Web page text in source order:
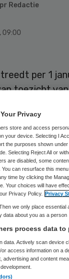
Redactie
, 09:00
per 1
toezicht
van de
op haar
een
van
uit voorzitter
en Eduard
Privacy
store and access
your device. Selecting I
the purposes shown
Selecting Reject All or
are disabled, some
You can resurface this
time by clicking the
Your choices will have
Privacy Policy.
Privacy
we only place essential
data about you as a person
process data to
data. Actively scan device
or access information on a
advertising and content